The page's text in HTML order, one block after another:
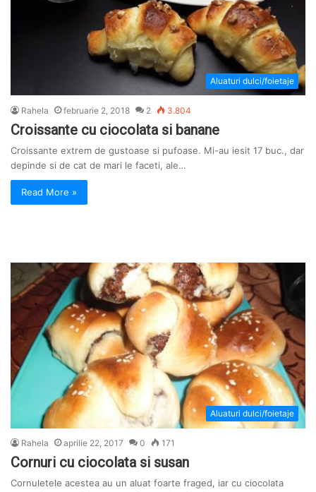
Aluaturi dulci/foietaje
Rahela februarie 2, 2018 2 3.804
Croissante cu ciocolata si banane
Croissante extrem de gustoase si pufoase. Mi-au iesit 17 buc., dar
depinde si de cat de mari le faceti, ale…
Read More »
Aluaturi dulci/foietaje
Rahela aprilie 22, 2017 0 171
Cornuri cu ciocolata si susan
Cornuletele acestea au un aluat foarte fraged, iar cu ciocolata